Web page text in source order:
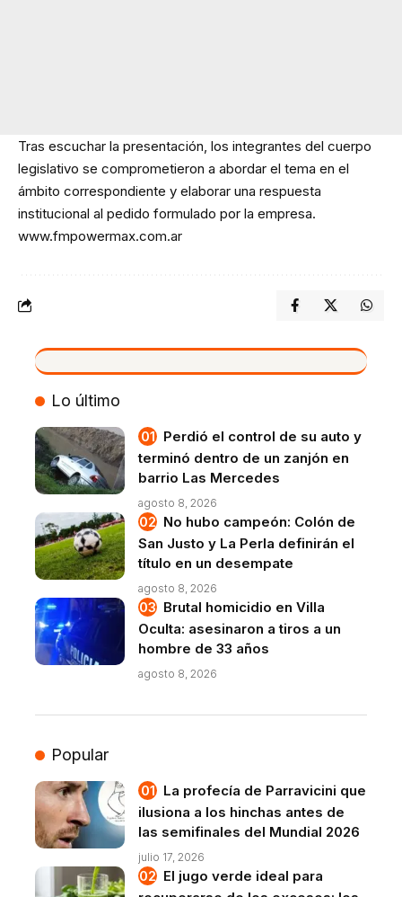
Tras escuchar la presentación, los integrantes del cuerpo
legislativo se comprometieron a abordar el tema en el
ámbito correspondiente y elaborar una respuesta
institucional al pedido formulado por la empresa.
www.fmpowermax.com.ar
VIVO
Lo último
Perdió el control de su auto y
terminó dentro de un zanjón en
barrio Las Mercedes
agosto 8, 2026
No hubo campeón: Colón de
San Justo y La Perla definirán el
título en un desempate
agosto 8, 2026
Brutal homicidio en Villa
Oculta: asesinaron a tiros a un
hombre de 33 años
agosto 8, 2026
Popular
La profecía de Parravicini que
ilusiona a los hinchas antes de
las semifinales del Mundial 2026
julio 17, 2026
El jugo verde ideal para